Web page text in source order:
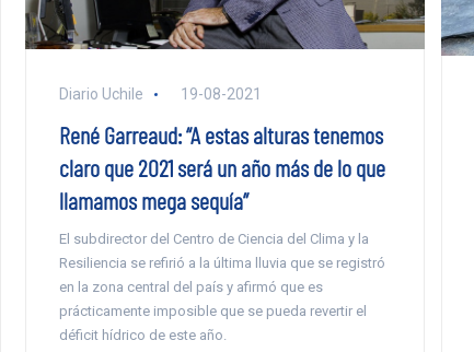
Diario Uchile 19-08-2021
René Garreaud: “A estas alturas tenemos
claro que 2021 será un año más de lo que
llamamos mega sequía”
El subdirector del Centro de Ciencia del Clima y la
Resiliencia se refirió a la última lluvia que se registró
en la zona central del país y afirmó que es
prácticamente imposible que se pueda revertir el
déficit hídrico de este año.